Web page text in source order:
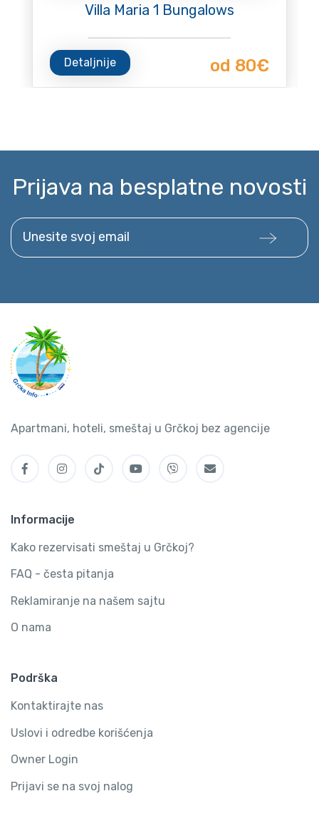
Villa Maria 1 Bungalows
Detaljnije od 80€
Prijava na besplatne novosti
Unesite svoj email
Apartmani, hoteli, smeštaj u Grčkoj bez agencije
Informacije
Kako rezervisati smeštaj u Grčkoj?
FAQ - česta pitanja
Reklamiranje na našem sajtu
O nama
Podrška
Kontaktirajte nas
Uslovi i odredbe korišćenja
Owner Login
Prijavi se na svoj nalog